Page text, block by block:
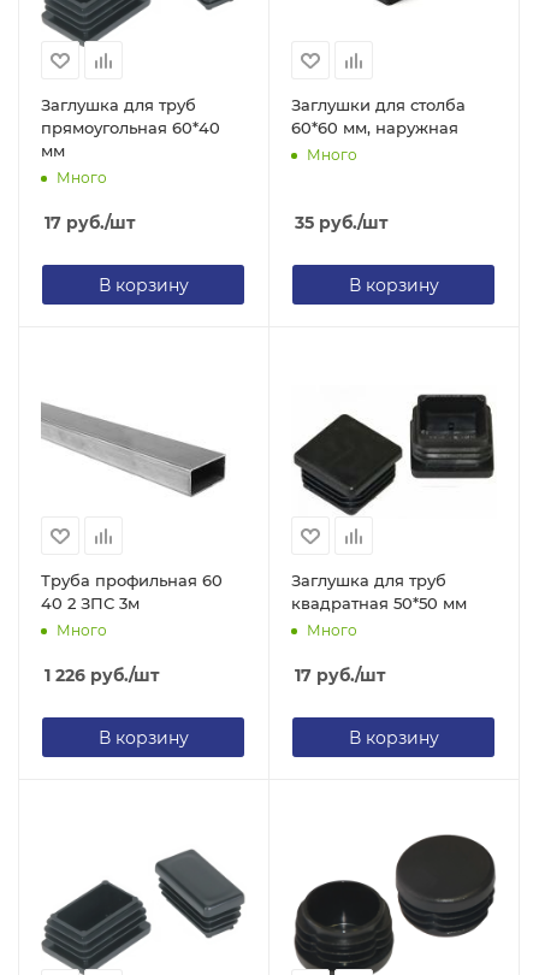
Заглушка для труб
прямоугольная 60*40
мм
Много
17 руб./шт
В корзину
Заглушки для столба
60*60 мм, наружная
Много
35 руб./шт
В корзину
Труба профильная 60
40 2 ЗПС 3м
Много
1 226 руб./шт
В корзину
Заглушка для труб
квадратная 50*50 мм
Много
17 руб./шт
В корзину